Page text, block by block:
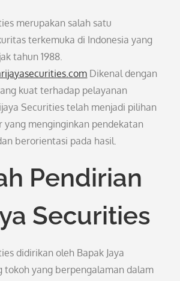
merupakan salah satu
terkemuka di Indonesia yang
tahun 1988.
Dikenal dengan
kuat terhadap pelayanan
Securities telah menjadi pilihan
yang menginginkan pendekatan
berorientasi pada hasil.
Pendirian
Securities
didirikan oleh Bapak Jaya
tokoh yang berpengalaman dalam